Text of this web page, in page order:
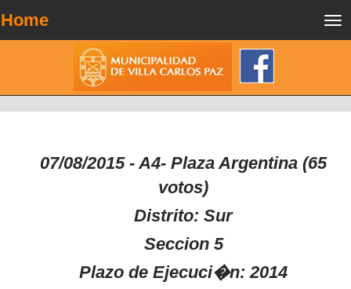
Home
07/08/2015 - A4- Plaza Argentina (65
votos)
Distrito: Sur
Seccion 5
Plazo de Ejecuci�n: 2014